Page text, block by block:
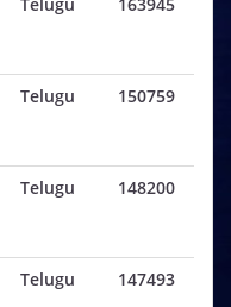
Telugu 150759
Telugu 148200
Telugu 147493